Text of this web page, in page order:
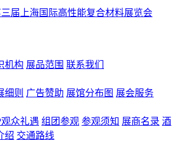
机构 展品范围 联系我们
细则 广告赞助 展馆分布图 展会服务
众礼遇 组团参观 参观须知 展商名录 酒
绍 交通路线